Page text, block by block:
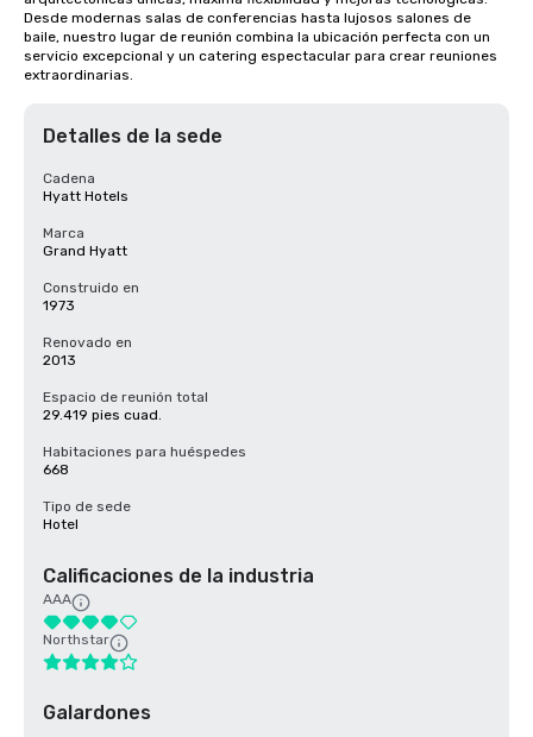
Desde modernas salas de conferencias hasta lujosos salones de
baile, nuestro lugar de reunión combina la ubicación perfecta con un
servicio excepcional y un catering espectacular para crear reuniones
extraordinarias.
Detalles de la sede
Cadena
Hyatt Hotels
Marca
Grand Hyatt
Construido en
1973
Renovado en
2013
Espacio de reunión total
29.419 pies cuad.
Habitaciones para huéspedes
668
Tipo de sede
Hotel
Calificaciones de la industria
AAA
Northstar
Galardones